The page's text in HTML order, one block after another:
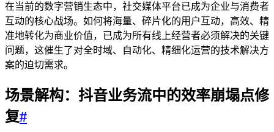
在当前的数字营销生态中，社交媒体平台已成为企业与消费者
互动的核心战场。如何将海量、碎片化的用户互动，高效、精
准地转化为商业价值，已成为所有线上经营者必须解决的关键
问题，这催生了对全时域、自动化、精细化运营的技术解决方
案的迫切需求。
场景解构：抖音业务流中的效率崩塌点修
复#